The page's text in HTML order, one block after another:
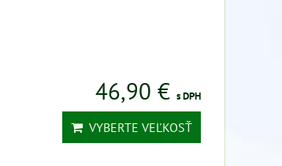
46,90 € s DPH
VYBERTE VEĽKOSŤ